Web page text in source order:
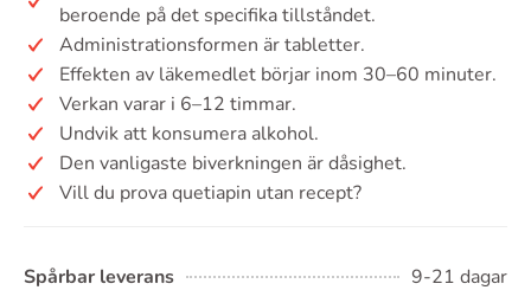
beroende på det specifika tillståndet.
Administrationsformen är tabletter.
Effekten av läkemedlet börjar inom 30–60 minuter.
Verkan varar i 6–12 timmar.
Undvik att konsumera alkohol.
Den vanligaste biverkningen är dåsighet.
Vill du prova quetiapin utan recept?
Spårbar leverans
9-21 dagar